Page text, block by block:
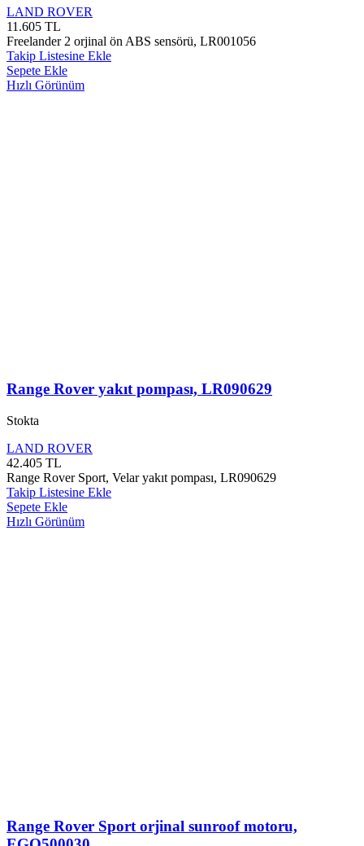
LAND ROVER
11.605 TL
Freelander 2 orjinal ön ABS sensörü, LR001056
Takip Listesine Ekle
Sepete Ekle
Hızlı Görünüm
Range Rover yakıt pompası, LR090629
Stokta
LAND ROVER
42.405 TL
Range Rover Sport, Velar yakıt pompası, LR090629
Takip Listesine Ekle
Sepete Ekle
Hızlı Görünüm
Range Rover Sport orjinal sunroof motoru,